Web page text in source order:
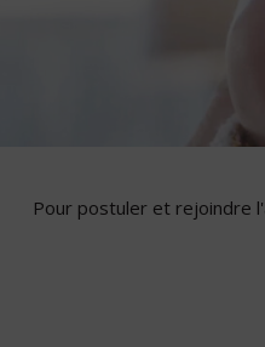
Pour postuler et rejoindre